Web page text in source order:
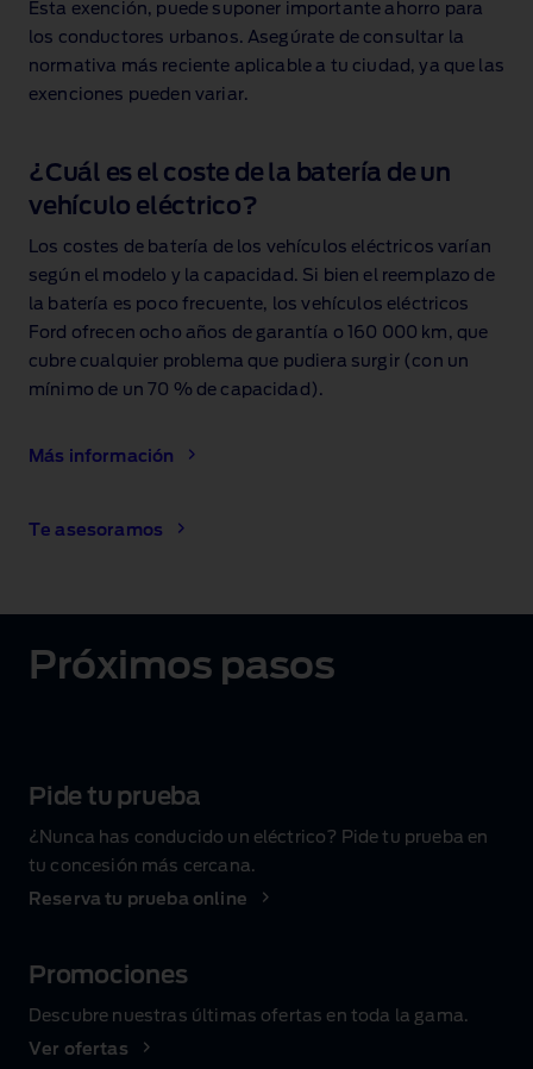
Esta exención, puede suponer importante ahorro para
los conductores urbanos. Asegúrate de consultar la
normativa más reciente aplicable a tu ciudad, ya que las
exenciones pueden variar.
¿Cuál es el coste de la batería de un
vehículo eléctrico?
Los costes de batería de los vehículos eléctricos varían
según el modelo y la capacidad. Si bien el reemplazo de
la batería es poco frecuente, los vehículos eléctricos
Ford ofrecen ocho años de garantía o 160 000 km, que
cubre cualquier problema que pudiera surgir (con un
mínimo de un 70 % de capacidad ).
Más información
Te asesoramos
Próximos pasos
Pide tu prueba
¿Nunca has conducido un eléctrico? Pide tu prueba en
tu concesión más cercana.
Reserva tu prueba online
Promociones
Descubre nuestras últimas ofertas en toda la gama.
Ver ofertas